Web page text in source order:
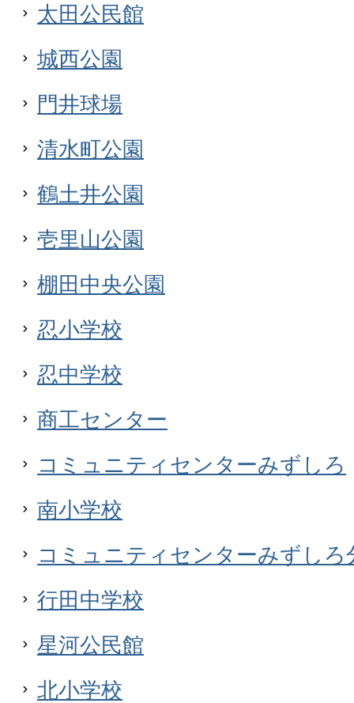
太田公民館
城西公園
門井球場
清水町公園
鶴土井公園
壱里山公園
棚田中央公園
忍小学校
忍中学校
商工センター
コミュニティセンターみずしろ
南小学校
コミュニティセンターみずしろ
行田中学校
星河公民館
北小学校